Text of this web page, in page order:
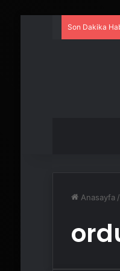
Son Dakika
Anasayfa /